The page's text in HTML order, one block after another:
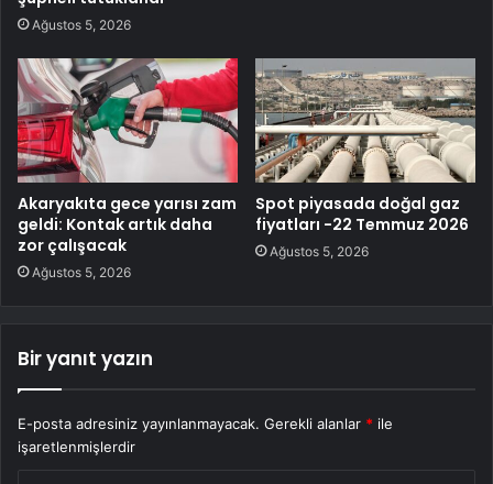
Ağustos 5, 2026
Akaryakıta gece yarısı zam
geldi: Kontak artık daha
zor çalışacak
Ağustos 5, 2026
Spot piyasada doğal gaz
fiyatları -22 Temmuz 2026
Ağustos 5, 2026
Bir yanıt yazın
E-posta adresiniz yayınlanmayacak. Gerekli alanlar * ile
işaretlenmişlerdir